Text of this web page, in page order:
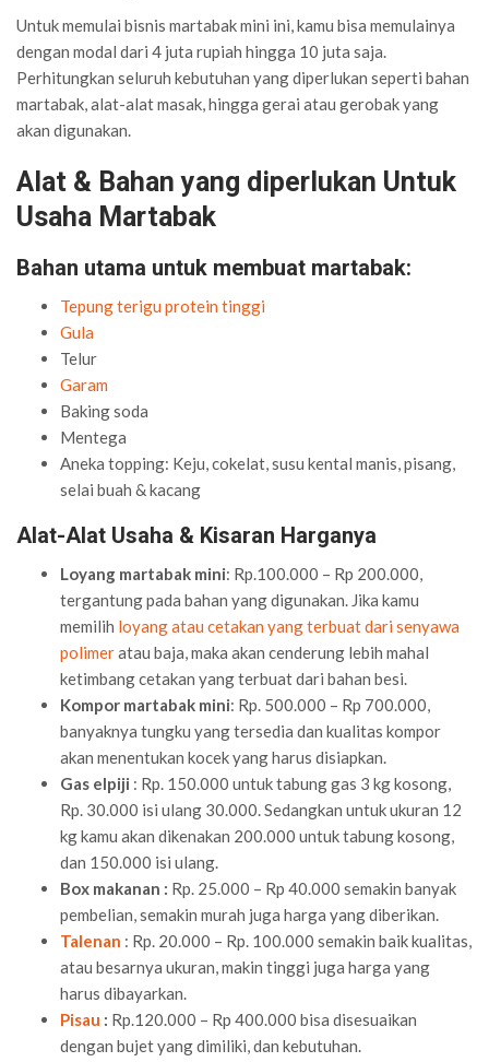
Untuk memulai bisnis martabak mini ini, kamu bisa memulainya
dengan modal dari 4 juta rupiah hingga 10 juta saja.
Perhitungkan seluruh kebutuhan yang diperlukan seperti bahan
martabak, alat-alat masak, hingga gerai atau gerobak yang
akan digunakan.
Alat & Bahan yang diperlukan Untuk
Usaha Martabak
Bahan utama untuk membuat martabak:
Tepung terigu protein tinggi
Gula
Telur
Garam
Baking soda
Mentega
Aneka topping: Keju, cokelat, susu kental manis, pisang,
selai buah & kacang
Alat-Alat Usaha & Kisaran Harganya
Loyang martabak mini: Rp.100.000 – Rp 200.000,
tergantung pada bahan yang digunakan. Jika kamu
memilih loyang atau cetakan yang terbuat dari senyawa
polimeratau baja, maka akan cenderung lebih mahal
ketimbang cetakan yang terbuat dari bahan besi.
Kompor martabak mini: Rp. 500.000 – Rp 700.000,
banyaknya tungku yang tersedia dan kualitas kompor
akan menentukan kocek yang harus disiapkan.
Gas elpiji : Rp. 150.000 untuk tabung gas 3 kg kosong,
Rp. 30.000 isi ulang 30.000. Sedangkan untuk ukuran 12
kg kamu akan dikenakan 200.000 untuk tabung kosong,
dan 150.000 isi ulang.
Box makanan : Rp. 25.000 – Rp 40.000 semakin banyak
pembelian, semakin murah juga harga yang diberikan.
Talenan : Rp. 20.000 – Rp. 100.000 semakin baik kualitas,
atau besarnya ukuran, makin tinggi juga harga yang
harus dibayarkan.
Pisau : Rp.120.000 – Rp 400.000 bisa disesuaikan
dengan bujet yang dimiliki, dan kebutuhan.